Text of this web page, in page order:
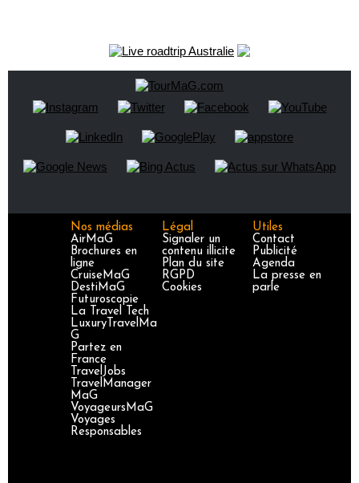
Nos médias
AirMaG
Brochures en
ligne
CruiseMaG
DestiMaG
Futuroscopie
La Travel Tech
LuxuryTravelMa
G
Partez en
France
TravelJobs
TravelManager
MaG
VoyageursMaG
Voyages
Responsables
Légal
Signaler un
contenu illicite
Plan du site
RGPD
Cookies
Utiles
Contact
Publicité
Agenda
La presse en
parle